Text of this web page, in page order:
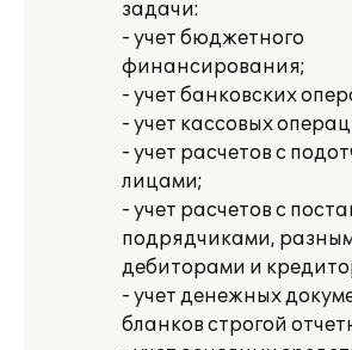
задачи:
- учет бюджетного
финансирования;
- учет банковских
- учет кассовых
- учет расчетов с
лицами;
- учет расчетов с
подрядчиками,
дебиторами и
- учет денежных
бланков строгой